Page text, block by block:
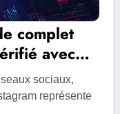
complet
avec
à
sociaux,
représente